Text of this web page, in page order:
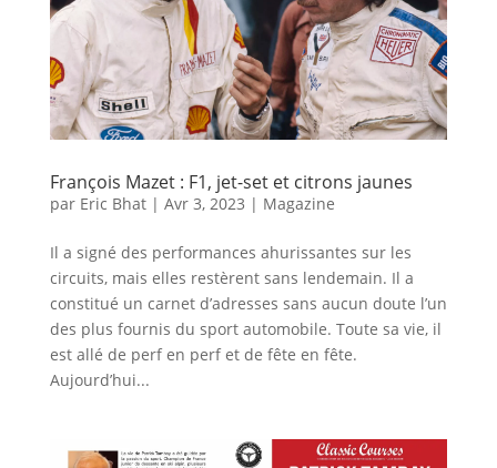
François Mazet : F1, jet-set et citrons jaunes
par Eric Bhat| Avr 3, 2023 | Magazine
Il a signé des performances ahurissantes sur les
circuits, mais elles restèrent sans lendemain. Il a
constitué un carnet d’adresses sans aucun doute l’un
des plus fournis du sport automobile. Toute sa vie, il
est allé de perf en perf et de fête en fête.
Aujourd’hui...